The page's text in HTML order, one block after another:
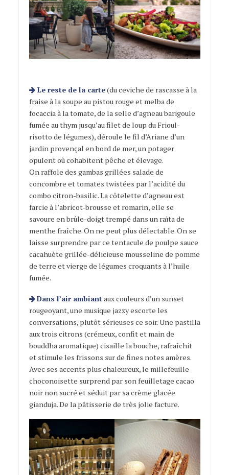
Le reste de la carte(du ceviche de rascasse à la
fraise à la soupe au pistou rouge et melba de
focaccia à la tomate, de la selle d’agneau barigoule
fumée au thym jusqu’au filet de loup du Frioul-
risotto de légumes), déroule le fil d’Ariane d’un
jardin provençal en bord de mer, un potager
opulent où cohabitent pêche et élevage.
On raffole des gambas grillées salade de
concombre et tomates twistées par l’acidité du
combo citron-basilic. La côtelette d’agneau est
farcie à l’abricot-brousse et romarin, elle se
savoure en brûle-doigt trempé dans un raïta de
menthe fraîche. On ne peut plus délectable. On se
laisse surprendre par ce tentacule de poulpe sauce
cacahuète grillée-délicieuse mousseline de pomme
de terre et vierge de légumes croquants à l’huile
fumée.
Dans l’air ambiant aux couleurs d’un sunset
rougeoyant, une musique jazzy escorte les
conversations, plutôt sérieuses ce soir. Une pastilla
aux trois citrons (crémeux, confit et main de
bouddha aromatique) cisaille la bouche, rafraîchit
et stimule les frissons sur de fines notes amères.
Avec ses accents plus chaleureux, le millefeuille
choconoisette surprend par son feuilletage cacao
noir non sucré et séduit par sa crème glacée
gianduja. De la pâtisserie de très jolie facture.